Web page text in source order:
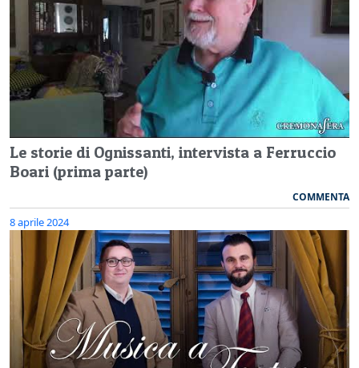
Le storie di Ognissanti, intervista a Ferruccio
Boari (prima parte)
COMMENTA
8 aprile 2024